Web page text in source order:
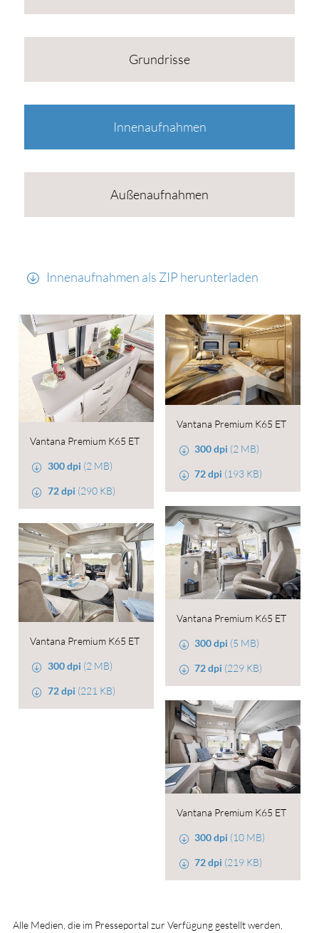
Grundrisse
Innenaufnahmen
Außenaufnahmen
Innenaufnahmen als ZIP herunterladen
Vantana Premium K65 ET
300 dpi (2 MB)
72 dpi (290 KB)
Vantana Premium K65 ET
300 dpi (2 MB)
72 dpi (193 KB)
Vantana Premium K65 ET
300 dpi (5 MB)
72 dpi (229 KB)
Vantana Premium K65 ET
300 dpi (2 MB)
72 dpi (221 KB)
Vantana Premium K65 ET
300 dpi (10 MB)
72 dpi (219 KB)
Alle Medien, die im Presseportal zur Verfügung gestellt werden,